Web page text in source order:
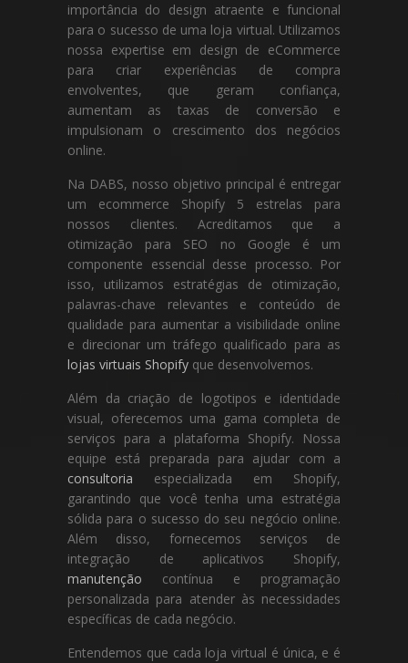
importância do design atraente e funcional
para o sucesso de uma loja virtual. Utilizamos
nossa expertise em design de eCommerce
para criar experiências de compra
envolventes, que geram confiança,
aumentam as taxas de conversão e
impulsionam o crescimento dos negócios
online.
Na DABS, nosso objetivo principal é entregar
um ecommerce Shopify 5 estrelas para
nossos clientes. Acreditamos que a
otimização para SEO no Google é um
componente essencial desse processo. Por
isso, utilizamos estratégias de otimização,
palavras-chave relevantes e conteúdo de
qualidade para aumentar a visibilidade online
e direcionar um tráfego qualificado para as
lojas virtuais Shopify que desenvolvemos.
Além da criação de logotipos e identidade
visual, oferecemos uma gama completa de
serviços para a plataforma Shopify. Nossa
equipe está preparada para ajudar com a
consultoria especializada em Shopify,
garantindo que você tenha uma estratégia
sólida para o sucesso do seu negócio online.
Além disso, fornecemos serviços de
integração de aplicativos Shopify,
manutenção contínua e programação
personalizada para atender às necessidades
específicas de cada negócio.
Entendemos que cada loja virtual é única, e é